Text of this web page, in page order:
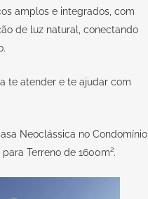
amplos e integrados, com
de luz natural, conectando
te atender e te ajudar com
Neoclássica no Condomínio
Terreno de 1600m².